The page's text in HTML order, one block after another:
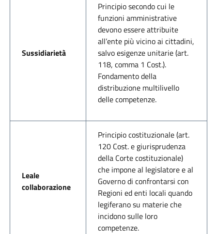
Sussidiarietà
Principio secondo cui le
funzioni amministrative
devono essere attribuite
all’ente più vicino ai cittadini,
salvo esigenze unitarie (art.
118, comma 1 Cost.).
Fondamento della
distribuzione multilivello
delle competenze.
Leale
collaborazione
Principio costituzionale (art.
120 Cost. e giurisprudenza
della Corte costituzionale)
che impone al legislatore e al
Governo di confrontarsi con
Regioni ed enti locali quando
legiferano su materie che
incidono sulle loro
competenze.